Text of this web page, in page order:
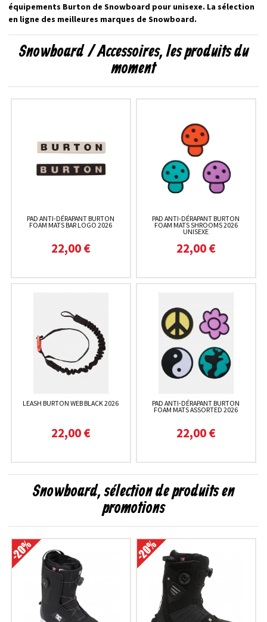
équipements Burton de Snowboard pour unisexe. La sélection
en ligne des meilleures marques de Snowboard.
Snowboard / Accessoires, les produits du
moment
PAD ANTI-DÉRAPANT BURTON
FOAM MATS BAR LOGO 2026
22,00 €
PAD ANTI-DÉRAPANT BURTON
FOAM MATS SHROOMS 2026
UNISEXE
22,00 €
LEASH BURTON WEB BLACK 2026
22,00 €
PAD ANTI-DÉRAPANT BURTON
FOAM MATS ASSORTED 2026
22,00 €
Snowboard, sélection de produits en
promotions